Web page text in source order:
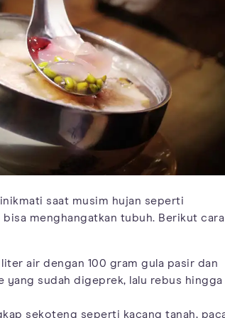
saat musim hujan seperti
bisa menghangatkan tubuh. Berikut cara
liter air dengan 100 gram gula pasir dan
yang sudah digeprek, lalu rebus hingga
sekoteng seperti kacang tanah,